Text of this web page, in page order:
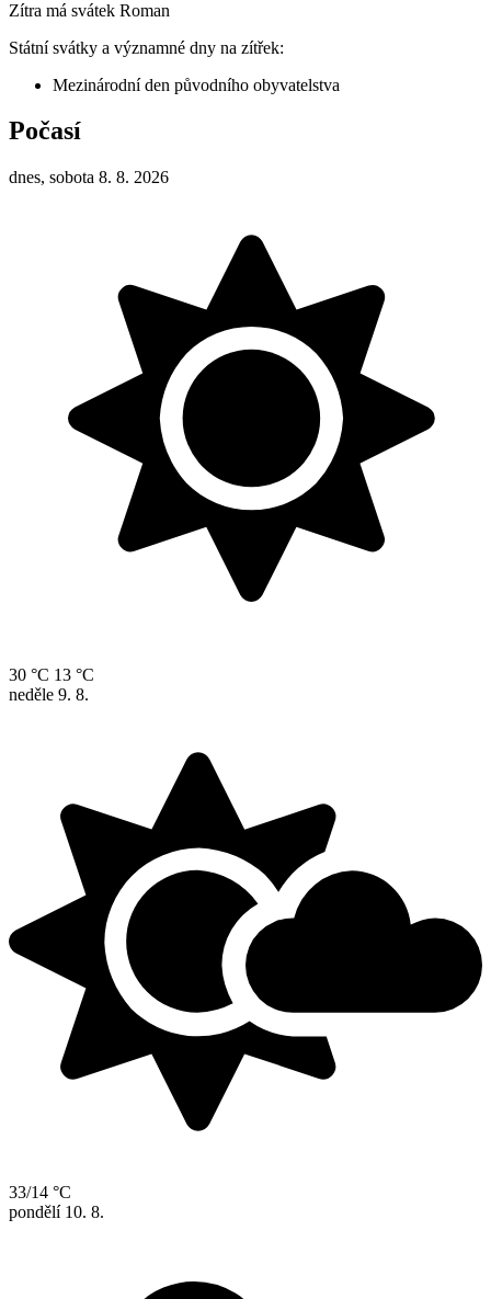
Zítra má svátek Roman
Státní svátky a významné dny na zítřek:
Mezinárodní den původního obyvatelstva
Počasí
dnes, sobota 8. 8. 2026
30 °C 13 °C
neděle 9. 8.
33/14 °C
pondělí 10. 8.